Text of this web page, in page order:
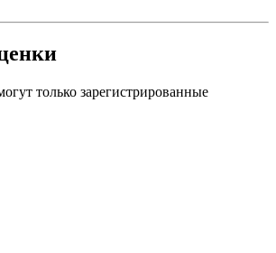
только зарегистрированные